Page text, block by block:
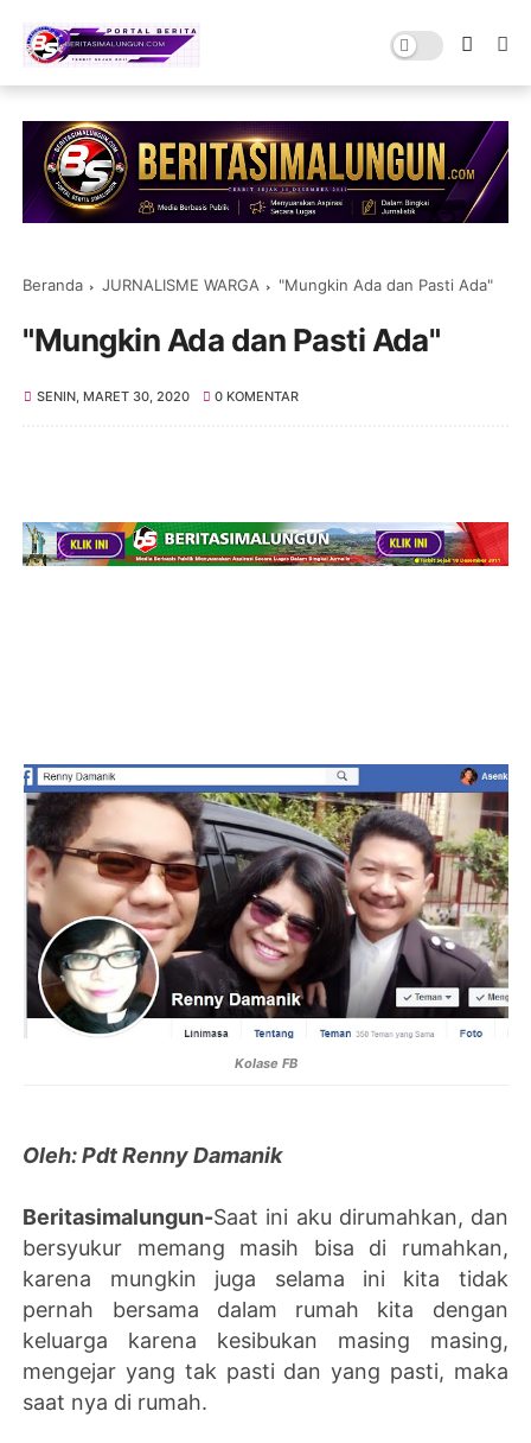
Beranda JURNALISME WARGA "Mungkin Ada dan Pasti Ada"
"Mungkin Ada dan Pasti Ada"
SENIN, MARET 30, 2020 0 KOMENTAR
Kolase FB
Oleh: Pdt Renny Damanik
Beritasimalungun-Saat ini aku dirumahkan, dan
bersyukur memang masih bisa di rumahkan,
karena mungkin juga selama ini kita tidak
pernah bersama dalam rumah kita dengan
keluarga karena kesibukan masing masing,
mengejar yang tak pasti dan yang pasti, maka
saat nya di rumah.